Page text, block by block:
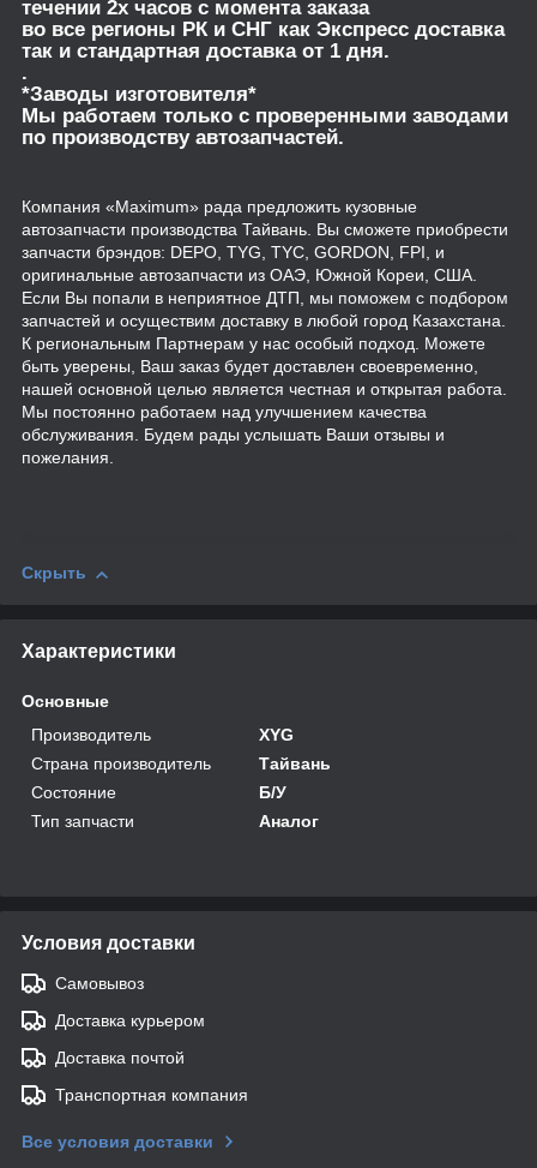
течении 2х часов с момента заказа
во все регионы РК и СНГ как Экспресс доставка
так и стандартная доставка от 1 дня.
.
*Заводы изготовителя*
Мы работаем только с проверенными заводами
по производству автозапчастей.
Компания «Maximum» рада предложить кузовные
автозапчасти производства Тайвань. Вы сможете приобрести
запчасти брэндов: DEPO, TYG, TYC, GORDON, FPI, и
оригинальные автозапчасти из ОАЭ, Южной Кореи, США.
Если Вы попали в неприятное ДТП, мы поможем с подбором
запчастей и осуществим доставку в любой город Казахстана.
К региональным Партнерам у нас особый подход. Можете
быть уверены, Ваш заказ будет доставлен своевременно,
нашей основной целью является честная и открытая работа.
Мы постоянно работаем над улучшением качества
обслуживания. Будем рады услышать Ваши отзывы и
пожелания.
Скрыть
Характеристики
Основные
Производитель
XYG
Страна производитель
Тайвань
Состояние
Б/У
Тип запчасти
Аналог
Условия доставки
Самовывоз
Доставка курьером
Доставка почтой
Транспортная компания
Все условия доставки